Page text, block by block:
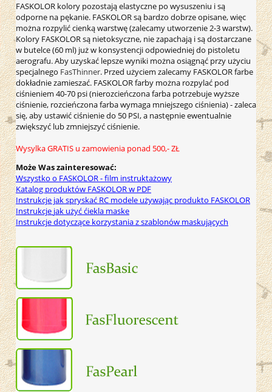
FASKOLOR kolory pozostają elastyczne po wysuszeniu i są
odporne na pękanie. FASKOLOR są bardzo dobrze opisane, więc
można rozpylić cienką warstwę (zalecamy utworzenie 2-3 warstw).
Kolory FASKOLOR są nietoksyczne, nie zapachają i są dostarczane
w butelce (60 ml) już w konsystencji odpowiedniej do pistoletu
aerografu. Aby uzyskać lepsze wyniki można osiągnąć przy użyciu
specjalnego FasThinner. Przed użyciem zalecamy FASKOLOR farbe
dokładnie zamieszać. FASKOLOR farby można rozpylać pod
ciśnieniem 40-70 psi (nierozcieńczona farba potrzebuje wyższe
ciśnienie, rozcieńczona farba wymaga mniejszego ciśnienia) - zaleca
się, aby ustawić ciśnienie do 50 PSI, a następnie ewentualnie
zwiększyć lub zmniejszyć ciśnienie.
Wysylka GRATIS u zamowienia ponad 500,- ZŁ
Może Waszainteresować:
Wszystko o FASKOLOR-film instruktażowy
Katalog produktów FASKOLOR w PDF
Instrukcje jakspryskać RC modele używając produkto FASKOLOR
Instrukcje jak użyć ćiekla maske
Instrukcje dotyczące korzystania z szablonów maskujących